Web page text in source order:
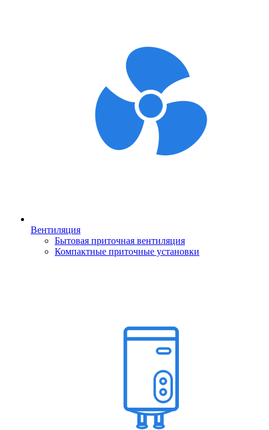
Вентиляция
Бытовая приточная вентиляция
Компактные приточные установки